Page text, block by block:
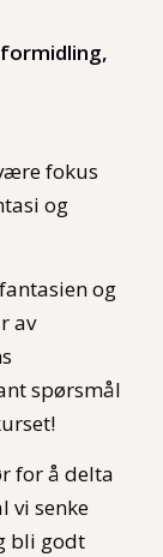
fokus
og
og
av
spørsmål
for å delta
vi senke
bli godt